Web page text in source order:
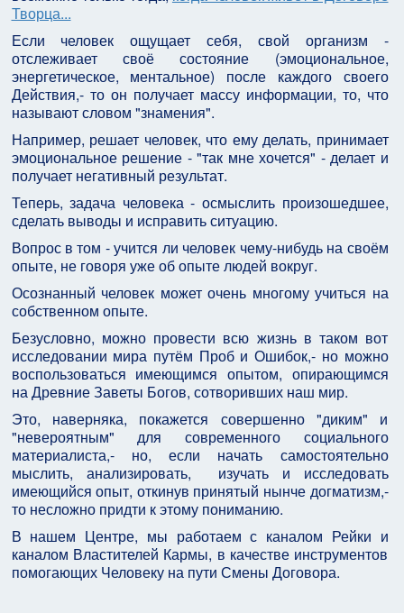
Творца...
Если человек ощущает себя, свой организм -
отслеживает своё состояние (эмоциональное,
энергетическое, ментальное) после каждого своего
Действия,- то он получает массу информации, то, что
называют словом "знамения".
Например, решает человек, что ему делать, принимает
эмоциональное решение - "так мне хочется" - делает и
получает негативный результат.
Теперь, задача человека - осмыслить произошедшее,
сделать выводы и исправить ситуацию.
Вопрос в том - учится ли человек чему-нибудь на своём
опыте, не говоря уже об опыте людей вокруг.
Осознанный человек может очень многому учиться на
собственном опыте.
Безусловно, можно провести всю жизнь в таком вот
исследовании мира путём Проб и Ошибок,- но можно
воспользоваться имеющимся опытом, опирающимся
на Древние Заветы Богов, сотворивших наш мир.
Это, наверняка, покажется совершенно "диким" и
"невероятным" для современного социального
материалиста,- но, если начать самостоятельно
мыслить, анализировать, изучать и исследовать
имеющийся опыт, откинув принятый нынче догматизм,-
то несложно придти к этому пониманию.
В нашем Центре, мы работаем с каналом Рейки и
каналом Властителей Кармы, в качестве инструментов
помогающих Человеку на пути Смены Договора.